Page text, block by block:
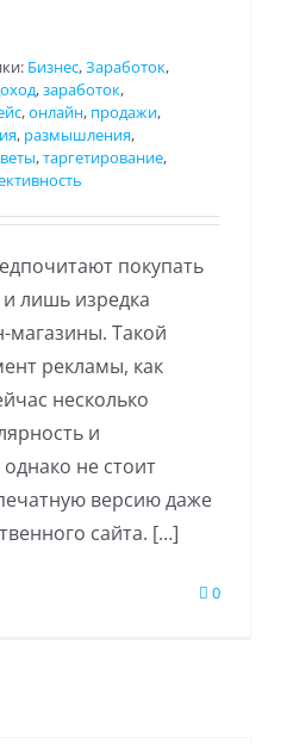
Бизнес,Заработок,
,заработок,
,онлайн, продажи,
, размышления,
,таргетирование,
покупать
лишь изредка
Такой
рекламы, как
несколько
и
не стоит
версию даже
сайта. […]
0